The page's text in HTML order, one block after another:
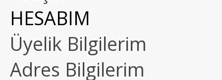
HESABIM
Üyelik Bilgilerim
Adres Bilgilerim